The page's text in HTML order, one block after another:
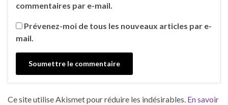
commentaires par e-mail.
Prévenez-moi de tous les nouveaux articles par e-
mail.
Ce site utilise Akismet pour réduire les indésirables. En savoir